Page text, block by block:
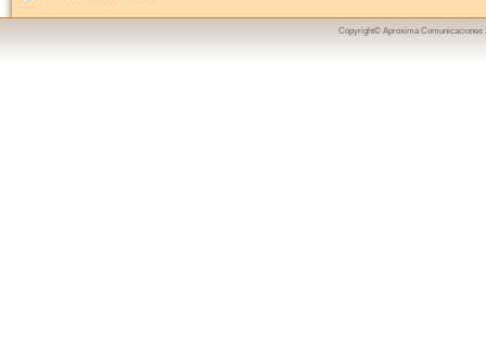
Copyright© Aproxima Comunicaciones